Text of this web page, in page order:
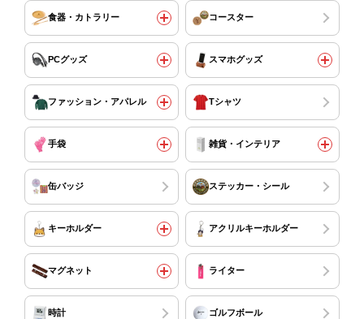
食器・カトラリー コースター
PCグッズ スマホグッズ
ファッション・アパレル Tシャツ
手袋 雑貨・インテリア
缶バッジ ステッカー・シール
キーホルダー アクリルキーホルダー
マグネット ライター
時計 ゴルフボール